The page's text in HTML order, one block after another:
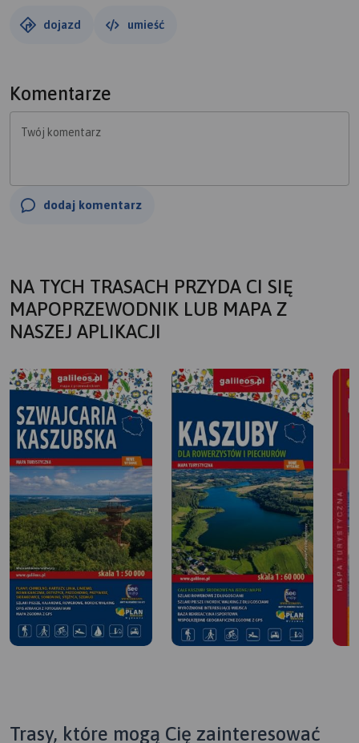
dojazd umieść
Komentarze
Twój komentarz
dodaj komentarz
NA TYCH TRASACH PRZYDA CI SIĘ
MAPOPRZEWODNIK LUB MAPA Z
NASZEJ APLIKACJI
Trasy, które mogą Cię zainteresować